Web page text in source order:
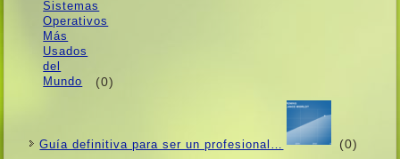
(0)
Guí­a definitiva para ser un profesional… (0)